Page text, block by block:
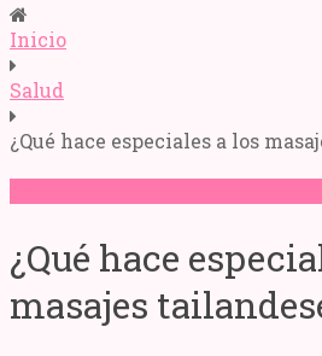
Inicio
Salud
¿Qué hace especiales a los
¿Qué hace
masajes